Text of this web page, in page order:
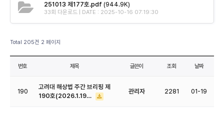
251013 제177호.pdf (944.9K)
33회 다운로드 | DATE : 2025-10-16 07:19:30
Total 205건 2 페이지
번호 제목 글쓴이 조회 날짜
190
고려대 해상법 주간 브리핑 제
190호(2026.1.19…
관리자 2281 01-19